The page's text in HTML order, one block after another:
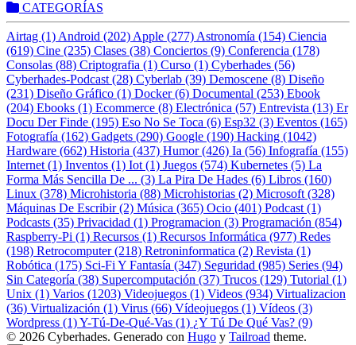
CATEGORÍAS
Airtag (1) Android (202) Apple (277) Astronomía (154) Ciencia
(619) Cine (235) Clases (38) Conciertos (9) Conferencia (178)
Consolas (88) Criptografia (1) Curso (1) Cyberhades (56)
Cyberhades-Podcast (28) Cyberlab (39) Demoscene (8) Diseño
(231) Diseño Gráfico (1) Docker (6) Documental (253) Ebook
(204) Ebooks (1) Ecommerce (8) Electrónica (57) Entrevista (13) Er
Docu Der Finde (195) Eso No Se Toca (6) Esp32 (3) Eventos (165)
Fotografía (162) Gadgets (290) Google (190) Hacking (1042)
Hardware (662) Historia (437) Humor (426) Ia (56) Infografía (155)
Internet (1) Inventos (1) Iot (1) Juegos (574) Kubernetes (5) La
Forma Más Sencilla De ... (3) La Pira De Hades (6) Libros (160)
Linux (378) Microhistoria (88) Microhistorias (2) Microsoft (328)
Máquinas De Escribir (2) Música (365) Ocio (401) Podcast (1)
Podcasts (35) Privacidad (1) Programacion (3) Programación (854)
Raspberry-Pi (1) Recursos (1) Recursos Informática (977) Redes
(198) Retrocomputer (218) Retroninformatica (2) Revista (1)
Robótica (175) Sci-Fi Y Fantasía (347) Seguridad (985) Series (94)
Sin Categoría (38) Supercomputación (37) Trucos (129) Tutorial (1)
Unix (1) Varios (1203) Videojuegos (1) Videos (934) Virtualizacion
(36) Virtualización (1) Virus (66) Vídeojuegos (1) Vídeos (3)
Wordpress (1)Y-Tú-De-Qué-Vas (1) ¿Y Tú De Qué Vas? (9)
© 2026 Cyberhades. Generado con Hugo y Tailroad theme.